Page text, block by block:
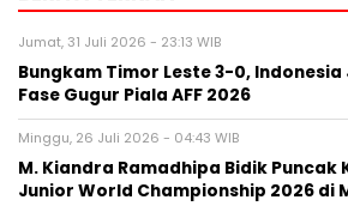
Jumat, 31 Juli 2026 - 23:13 WIB
Bungkam Timor Leste 3-0, Indonesia
Fase Gugur Piala AFF 2026
Minggu, 26 Juli 2026 - 04:43 WIB
M. Kiandra Ramadhipa Bidik Puncak
Junior World Championship 2026 di